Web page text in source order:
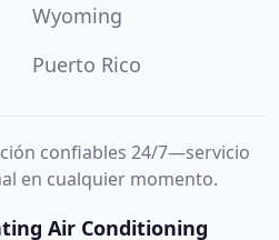
Wyoming
Puerto Rico
confiables 24/7—servicio
en cualquier momento.
Air Conditioning